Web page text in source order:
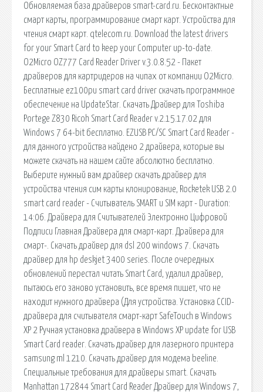
Обновляемая база драйверов smart-card.ru. Бесконтактные
смарт карты, программирование смарт карт. Устройства для
чтения смарт карт. qtelecom.ru. Download the latest drivers
for your Smart Card to keep your Computer up-to-date.
O2Micro OZ777 Card Reader Driver v.3.0.8.52 - Пакет
драйверов для картридеров на чипах от компании O2Micro.
Бесплатные ez100pu smart card driver скачать программное
обеспечение на UpdateStar. Скачать Драйвер для Toshiba
Portege Z830 Ricoh Smart Card Reader v.2.15.17.02 для
Windows 7 64-bit бесплатно. EZUSB PC/SC Smart Card Reader -
для данного устройства найдено 2 драйвера, которые вы
можете скачать на нашем сайте абсолютно бесплатно.
Выберите нужный вам драйвер скачать драйвер для
устройства чтения сим карты клонирование, Rocketek USB 2.0
smart card reader - Считыватель SMART и SIM карт - Duration:
14:06. Драйвера для Считывателей Электронно Цифровой
Подписи Главная Драйвера для смарт-карт. Драйвера для
смарт-. Скачать драйвер для dsl 200 windows 7. Скачать
драйвер для hp deskjet 3400 series. После очередных
обновлений перестал читать Smart Card, удалил драйвер,
пытаюсь его заново установить, все время пишет, что не
находит нужного драйвера (Для устройства. Установка CCID-
драйвера для считывателя смарт-карт SafeTouch в Windows
XP 2 Ручная установка драйвера в Windows XP update for USB
Smart Card reader. Скачать драйвер для лазерного принтера
samsung ml 1210. Скачать драйвер для модема beeline.
Специальные требования для драйверы smart. Скачать
Manhattan 172844 Smart Card Reader Драйвер для Windows 7,